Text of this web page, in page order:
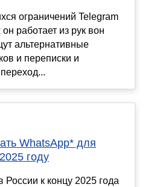
ограничений Telegram
работает из рук вон
альтернативные
и переписки и
WhatsApp* для
году
к концу 2025 года